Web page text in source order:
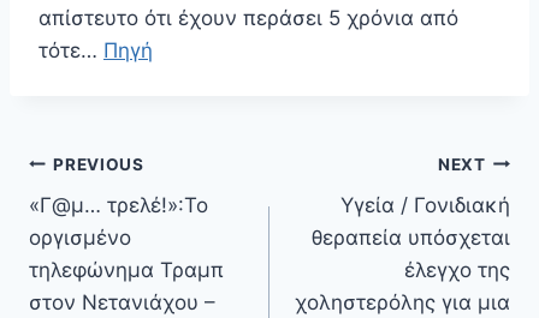
απίστευτο ότι έχουν περάσει 5 χρόνια από
τότε… Πηγή
Πλοήγηση
άρθρων
PREVIOUS
«Γ@μ… τρελέ!»:Το
οργισμένο
τηλεφώνημα Τραμπ
στον Νετανιάχου –
NEXT
Υγεία / Γονιδιακή
θεραπεία υπόσχεται
έλεγχο της
χοληστερόλης για μια